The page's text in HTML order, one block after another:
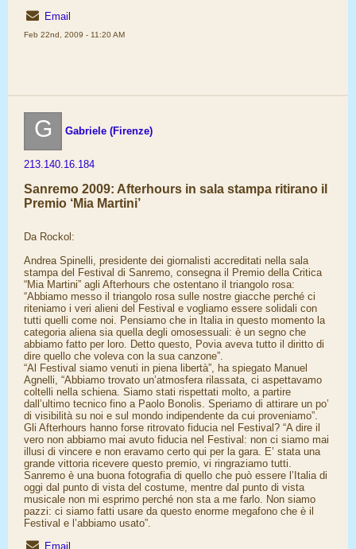
Email
Feb 22nd, 2009 - 11:20 AM
G Gabriele (Firenze)
213.140.16.184
Sanremo 2009: Afterhours in sala stampa ritirano il
Premio ‘Mia Martini’
Da Rockol:
Andrea Spinelli, presidente dei giornalisti accreditati nella sala
stampa del Festival di Sanremo, consegna il Premio della Critica
“Mia Martini” agli Afterhours che ostentano il triangolo rosa:
“Abbiamo messo il triangolo rosa sulle nostre giacche perché ci
riteniamo i veri alieni del Festival e vogliamo essere solidali con
tutti quelli come noi. Pensiamo che in Italia in questo momento la
categoria aliena sia quella degli omosessuali: è un segno che
abbiamo fatto per loro. Detto questo, Povia aveva tutto il diritto di
dire quello che voleva con la sua canzone”.
“Al Festival siamo venuti in piena libertà”, ha spiegato Manuel
Agnelli, “Abbiamo trovato un’atmosfera rilassata, ci aspettavamo
coltelli nella schiena. Siamo stati rispettati molto, a partire
dall’ultimo tecnico fino a Paolo Bonolis. Speriamo di attirare un po’
di visibilità su noi e sul mondo indipendente da cui proveniamo”.
Gli Afterhours hanno forse ritrovato fiducia nel Festival? “A dire il
vero non abbiamo mai avuto fiducia nel Festival: non ci siamo mai
illusi di vincere e non eravamo certo qui per la gara. E’ stata una
grande vittoria ricevere questo premio, vi ringraziamo tutti.
Sanremo è una buona fotografia di quello che può essere l’Italia di
oggi dal punto di vista del costume, mentre dal punto di vista
musicale non mi esprimo perché non sta a me farlo. Non siamo
pazzi: ci siamo fatti usare da questo enorme megafono che è il
Festival e l’abbiamo usato”.
Email